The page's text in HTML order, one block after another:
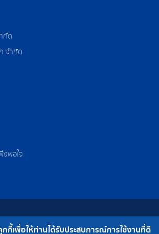
กัด
จำกัด
งพอใจ
ธิ์ © 2562 บริษัท แอ็กโกร (ประเทศไทย) จำกัด
กกี้เพื่อให้ท่านได้รับประสบการณ์การใช้งานที่ดี